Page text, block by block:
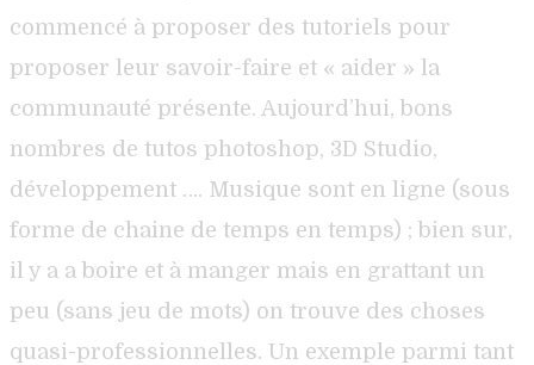
commencé à proposer des tutoriels pour
proposer leur savoir-faire et « aider » la
communauté présente. Aujourd’hui, bons
nombres de tutos photoshop, 3D Studio,
développement …. Musique sont en ligne (sous
forme de chaine de temps en temps) ; bien sur,
il y a a boire et à manger mais en grattant un
peu (sans jeu de mots) on trouve des choses
quasi-professionnelles. Un exemple parmi tant